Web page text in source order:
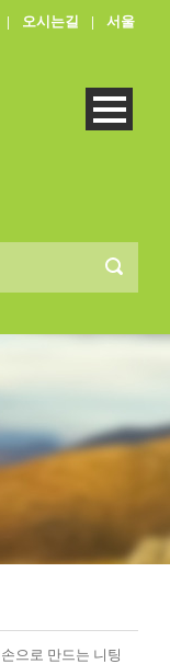
| 오시는길 |
서울
으로 만드는 니팅